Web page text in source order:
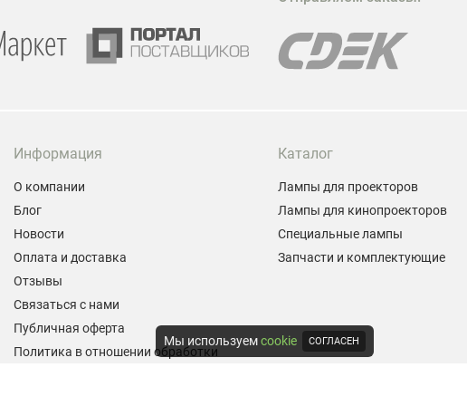
проектора.
Информация
О компании
Блог
Новости
Оплата и доставка
Отзывы
Связаться с нами
Публичная оферта
Политика в отношении обработки
Каталог
Лампы для проекторов
Лампы для кинопроекторов
Специальные лампы
Запчасти и комплектующие
Мы используемcookie СОГЛАСЕН